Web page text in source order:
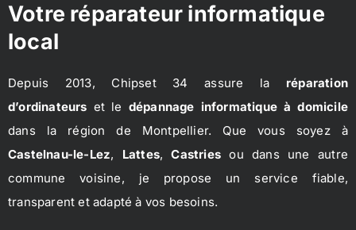
Votre réparateur informatique
local
Depuis 2013, Chipset 34 assure la réparation
d’ordinateurs et le dépannage informatique à domicile
dans la région de Montpellier. Que vous soyez à
Castelnau-le-Lez, Lattes,Castries ou dans une autre
commune voisine, je propose un service fiable,
transparent et adapté à vos besoins.